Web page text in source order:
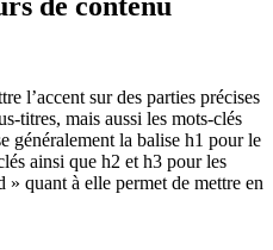
l’accent sur des parties précises
titres, mais aussi les mots-clés
généralement la balise h1 pour le
ainsi que h2 et h3 pour les
quant à elle permet de mettre en